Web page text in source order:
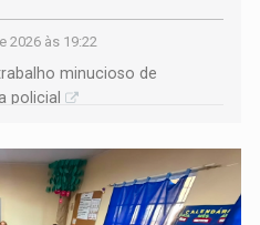
2026 às 19:22
minucioso de
policial